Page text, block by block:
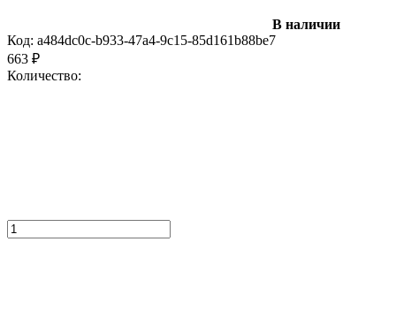
В наличии
Код: a484dc0c-b933-47a4-9c15-85d161b88be7
663 ₽
Количество: